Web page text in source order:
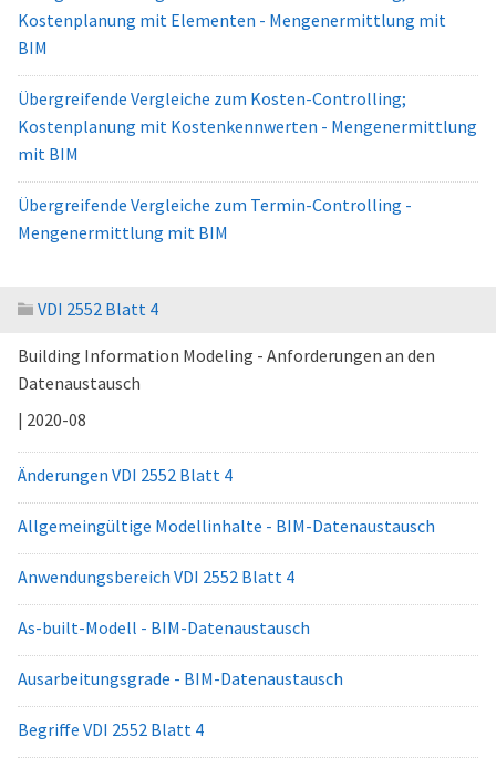
Kostenplanung mit Elementen - Mengenermittlung mit
BIM
Übergreifende Vergleiche zum Kosten-Controlling;
Kostenplanung mit Kostenkennwerten - Mengenermittlung
mit BIM
Übergreifende Vergleiche zum Termin-Controlling -
Mengenermittlung mit BIM
VDI 2552 Blatt 4
Building Information Modeling - Anforderungen an den
Datenaustausch
| 2020-08
Änderungen VDI 2552 Blatt 4
Allgemeingültige Modellinhalte - BIM-Datenaustausch
Anwendungsbereich VDI 2552 Blatt 4
As-built-Modell - BIM-Datenaustausch
Ausarbeitungsgrade - BIM-Datenaustausch
Begriffe VDI 2552 Blatt 4